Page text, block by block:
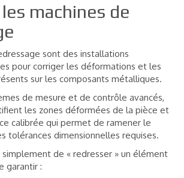
machines de
sont des installations
pour corriger les déformations et les
sur les composants métalliques.
de mesure et de contrôle avancés,
les zones déformées de la pièce et
calibrée qui permet de ramener le
tolérances dimensionnelles requises.
de « redresser » un élément
garantir :